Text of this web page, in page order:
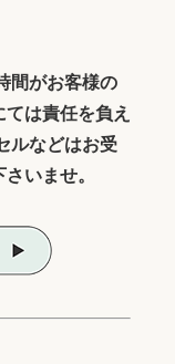
間がお客様の
は責任を負え
ルなどはお受
いませ。